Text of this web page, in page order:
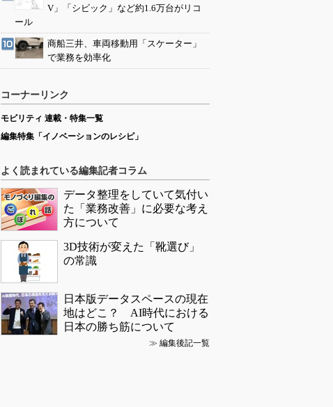
V」「シビック」など約1.6万台がリコ
ール
商船三井、車両移動用「スケーター」
で業務を効率化
コーナーリンク
モビリティ 連載・特集一覧
編集特集「イノベーションのレシピ」
よく読まれている編集記者コラム
データ整理をしていて気付い
た「業務改善」に必要な考え
方について
3D技術が変えた「靴選び」
の常識
日本版データスペースの現在
地はどこ？ AI時代における
日本の勝ち筋について
≫ 編集後記一覧